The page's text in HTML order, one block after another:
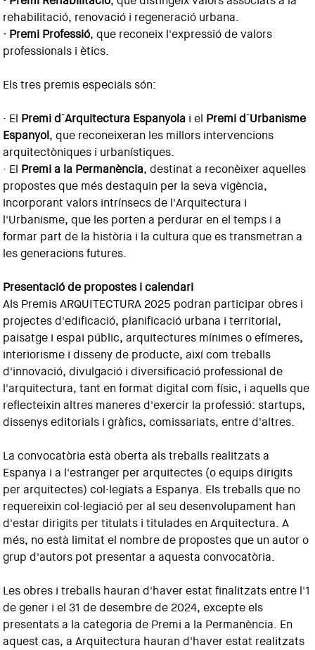
rehabilitació, renovació i regeneració urbana.
· Premi Professió, que reconeix l'expressió de valors
professionals i ètics.
Els tres premis especials són:
· El Premi d´Arquitectura Espanyola i el Premi d´Urbanisme
Espanyol, que reconeixeran les millors intervencions
arquitectòniques i urbanístiques.
· El Premi a la Permanència, destinat a reconèixer aquelles
propostes que més destaquin per la seva vigència,
incorporant valors intrínsecs de l'Arquitectura i
l'Urbanisme, que les porten a perdurar en el temps i a
formar part de la història i la cultura que es transmetran a
les generacions futures.
Presentació de propostes i calendari
Als Premis ARQUITECTURA 2025 podran participar obres i
projectes d'edificació, planificació urbana i territorial,
paisatge i espai públic, arquitectures mínimes o efímeres,
interiorisme i disseny de producte, així com treballs
d'innovació, divulgació i diversificació professional de
l'arquitectura, tant en format digital com físic, i aquells que
reflecteixin altres maneres d'exercir la professió: startups,
dissenys editorials i gràfics, comissariats, entre d'altres.
La convocatòria està oberta als treballs realitzats a
Espanya i a l'estranger per arquitectes (o equips dirigits
per arquitectes) col·legiats a Espanya. Els treballs que no
requereixin col·legiació per al seu desenvolupament han
d'estar dirigits per titulats i titulades en Arquitectura. A
més, no està limitat el nombre de propostes que un autor o
grup d'autors pot presentar a aquesta convocatòria.
Les obres i treballs hauran d'haver estat finalitzats entre l'1
de gener i el 31 de desembre de 2024, excepte els
presentats a la categoria de Premi a la Permanència. En
aquest cas, a Arquitectura hauran d'haver estat realitzats